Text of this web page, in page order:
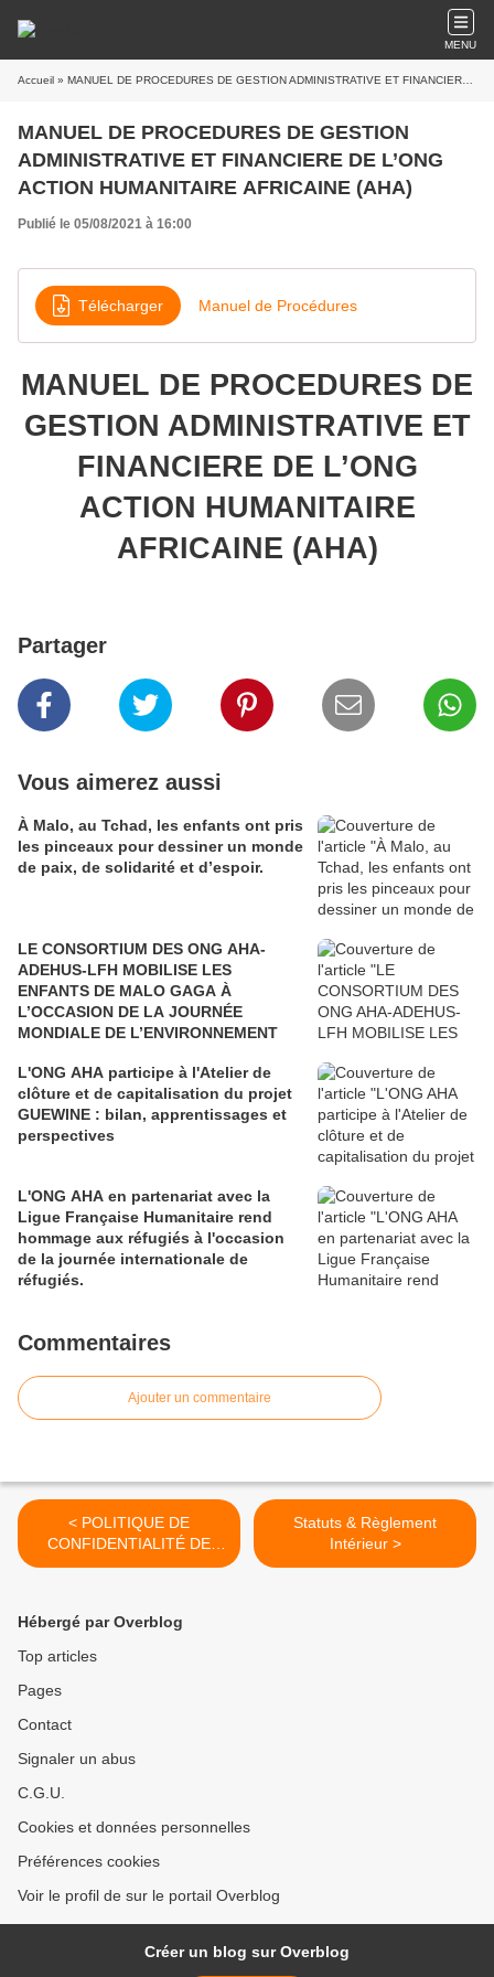
MENU
Accueil » MANUEL DE PROCEDURES DE GESTION ADMINISTRATIVE ET FINANCIERE DE L’ONG ACTION HUMANITAIRE AFRICAINE (AHA)
MANUEL DE PROCEDURES DE GESTION
ADMINISTRATIVE ET FINANCIERE DE L’ONG
ACTION HUMANITAIRE AFRICAINE (AHA)
Publié le 05/08/2021 à 16:00
Télécharger Manuel de Procédures
MANUEL DE PROCEDURES DE
GESTION ADMINISTRATIVE ET
FINANCIERE DE L’ONG
ACTION HUMANITAIRE
AFRICAINE (AHA)
Partager
Vous aimerez aussi
À Malo, au Tchad, les enfants ont pris
les pinceaux pour dessiner un monde
de paix, de solidarité et d’espoir.
LE CONSORTIUM DES ONG AHA-
ADEHUS-LFH MOBILISE LES
ENFANTS DE MALO GAGA À
L’OCCASION DE LA JOURNÉE
MONDIALE DE L’ENVIRONNEMENT
L'ONG AHA participe à l'Atelier de
clôture et de capitalisation du projet
GUEWINE : bilan, apprentissages et
perspectives
L'ONG AHA en partenariat avec la
Ligue Française Humanitaire rend
hommage aux réfugiés à l'occasion
de la journée internationale de
réfugiés.
Commentaires
Ajouter un commentaire
< POLITIQUE DE
CONFIDENTIALITÉ DE
L’ONG AHA
Statuts & Règlement
Intérieur >
Hébergé par Overblog
Top articles
Pages
Contact
Signaler un abus
C.G.U.
Cookies et données personnelles
Préférences cookies
Voir le profil de sur le portail Overblog
Créer un blog sur Overblog